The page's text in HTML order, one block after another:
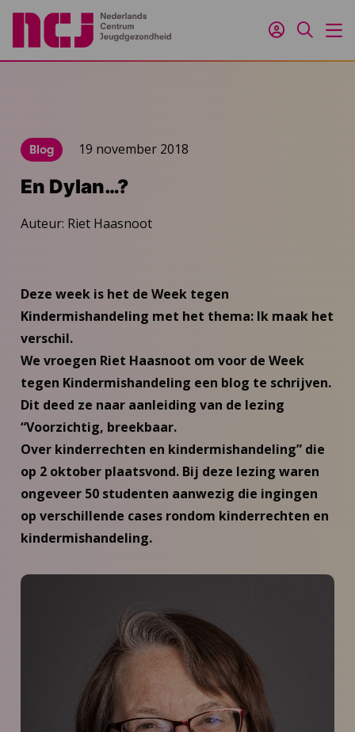
Inloggen
Zoeken
Blog 19 november 2018
En Dylan…?
Auteur: Riet Haasnoot
Deze week is het de Week tegen
Kindermishandeling met het thema: Ik maak het
verschil.
We vroegen Riet Haasnoot om voor de Week
tegen Kindermishandeling een blog te schrijven.
Dit deed ze naar aanleiding van de lezing
“Voorzichtig, breekbaar.
Over kinderrechten en kindermishandeling” die
op 2 oktober plaatsvond. Bij deze lezing waren
ongeveer 50 studenten aanwezig die ingingen
op verschillende cases rondom kinderrechten en
kindermishandeling.